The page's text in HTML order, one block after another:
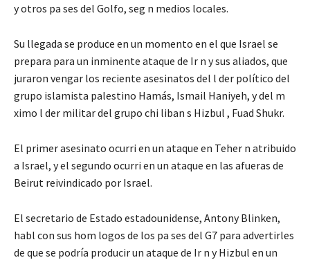
y otros pa ses del Golfo, seg n medios locales.
Su llegada se produce en un momento en el que Israel se
prepara para un inminente ataque de Ir n y sus aliados, que
juraron vengar los reciente asesinatos del l der político del
grupo islamista palestino Hamás, Ismail Haniyeh, y del m
ximo l der militar del grupo chi liban s Hizbul , Fuad Shukr.
El primer asesinato ocurri en un ataque en Teher n atribuido
a Israel, y el segundo ocurri en un ataque en las afueras de
Beirut reivindicado por Israel.
El secretario de Estado estadounidense, Antony Blinken,
habl con sus hom logos de los pa ses del G7 para advertirles
de que se podría producir un ataque de Ir n y Hizbul en un